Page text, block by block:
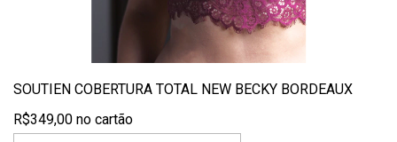
SOUTIEN COBERTURA TOTAL NEW BECKY BORDEAUX
R$349,00